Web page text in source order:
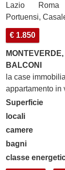
Lazio Roma
Portuensi,
€ 1.850
BALCONI
la case
appartamento
Superficie
locali
camere
bagni
classe